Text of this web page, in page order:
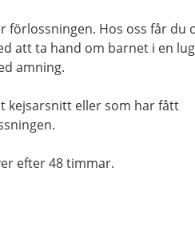
Hos oss får du
att ta hand om barnet i en
amning.
kejsarsnitt eller som har fått
efter 48 timmar.